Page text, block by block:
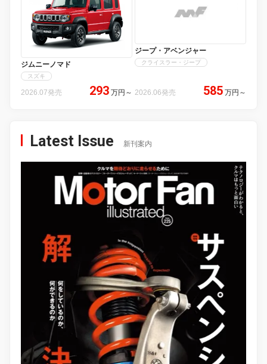
ジムニーノマド
スズキ
2026.07発売 293 万円 ～
ジープ・アベンジャー
クライスラー・ジープ
2026.06発売 585 万円 ～
Latest Issue 新刊案内